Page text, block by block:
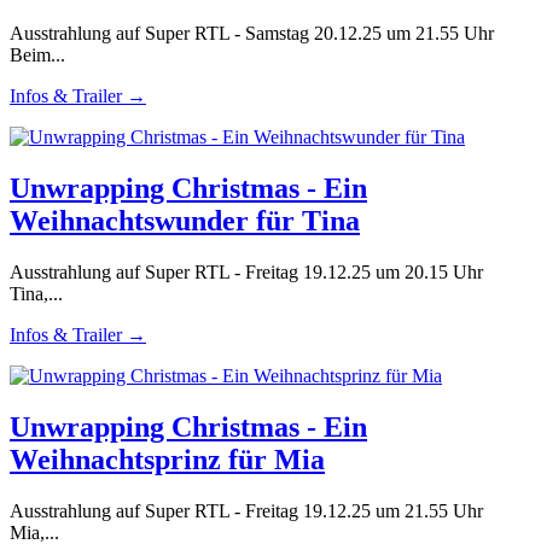
Ausstrahlung auf Super RTL - Samstag 20.12.25 um 21.55 Uhr
Beim...
Infos & Trailer →
Unwrapping Christmas - Ein
Weihnachtswunder für Tina
Ausstrahlung auf Super RTL - Freitag 19.12.25 um 20.15 Uhr
Tina,...
Infos & Trailer →
Unwrapping Christmas - Ein
Weihnachtsprinz für Mia
Ausstrahlung auf Super RTL - Freitag 19.12.25 um 21.55 Uhr
Mia,...